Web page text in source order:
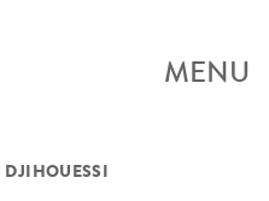
MENU
DJIHOUESSI